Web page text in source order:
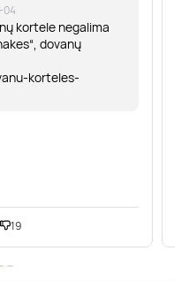
04
kortele negalima
dovanų
korteles-
19